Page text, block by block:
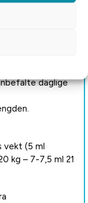
parasitter.
mat en gang
daglige
vekt (5 ml
kg – 7-7,5 ml 21